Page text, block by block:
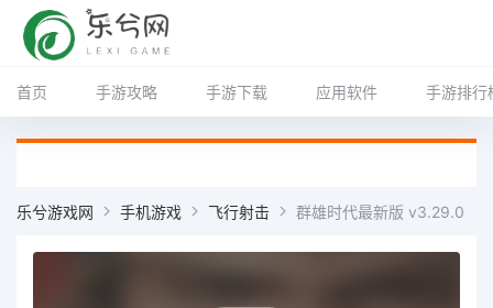
首页 手游攻略 手游下载 应用软件 手游排行
乐兮游戏网 手机游戏 飞行射击 群雄时代最新版 v3.29.0